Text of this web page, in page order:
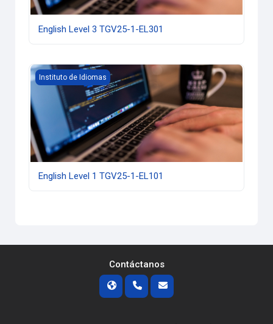
English Level 3 TGV25-1-EL301
English Level 1 TGV25-1-EL101
Instituto de Idiomas
English Level 1 TGV25-1-EL101
Contáctanos